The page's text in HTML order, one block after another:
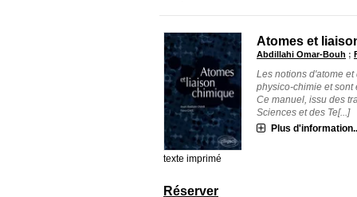
texte imprimé
Atomes et
Abdillahi Omar-Bouh ;
Les notions d'atome
physico-chimie et
Ce manuel, issu des
Sciences et des Te[...]
Plus
Réserver